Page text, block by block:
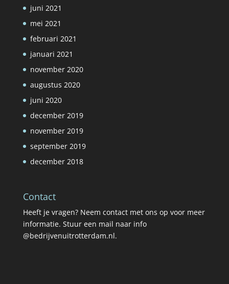
juni 2021
mei 2021
februari 2021
januari 2021
november 2020
augustus 2020
juni 2020
december 2019
november 2019
september 2019
december 2018
Contact
Heeft je vragen? Neem contact met ons op voor meer
informatie. Stuur een mail naar info
@bedrijvenuitrotterdam.nl.